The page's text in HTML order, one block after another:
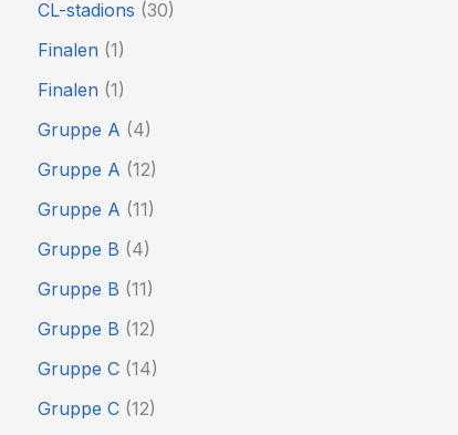
CL-stadions (30)
Finalen (1)
Finalen (1)
Gruppe A (4)
Gruppe A (12)
Gruppe A (11)
Gruppe B (4)
Gruppe B (11)
Gruppe B (12)
Gruppe C (14)
Gruppe C (12)